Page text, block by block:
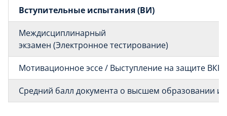
Вступительные испытания (ВИ)
Междисциплинарный
экзамен (Электронное тестирование)
Мотивационное эссе / Выступление на защите ВКР
Средний балл документа о высшем образовании и